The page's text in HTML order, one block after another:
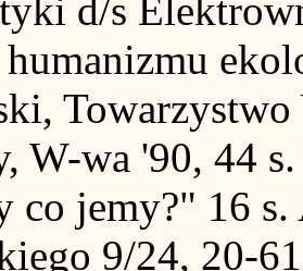
d/s
Towarzystwo
W-wa '90, 44
co jemy?" 16 s.
9/24, 20-